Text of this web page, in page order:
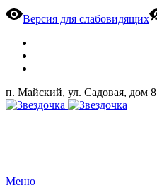
Версия для слабовидящих
п. Майский, ул. Садовая, дом 8
Меню